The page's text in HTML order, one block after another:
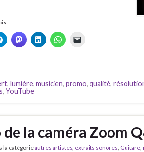
, lumière, musicien, promo, qualité,
, YouTube
la caméra Zoom
la catégorieautres artistes, extraits sonores, Guitare,